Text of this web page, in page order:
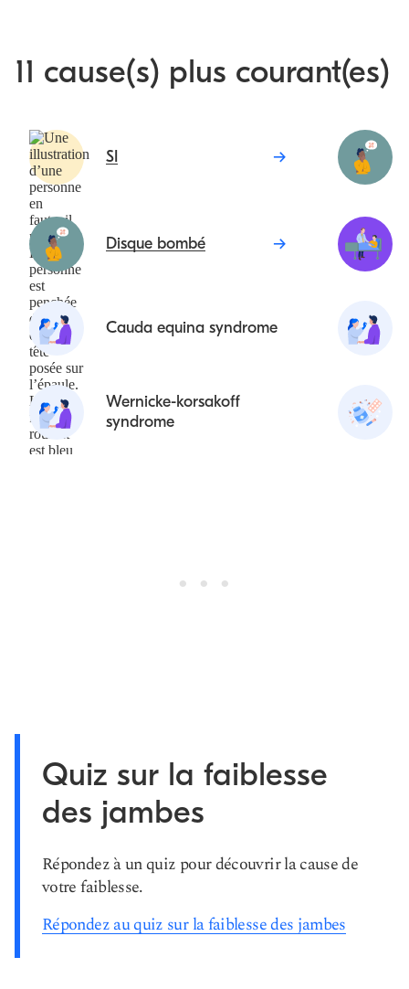
11 cause(s) plus courant(es)
SI
Disque bombé
Cauda equina syndrome
Wernicke-korsakoff
syndrome
Quiz sur la faiblesse
des jambes
Répondez à un quiz pour découvrir la cause de
votre faiblesse.
Répondez au quiz sur la faiblesse des jambes